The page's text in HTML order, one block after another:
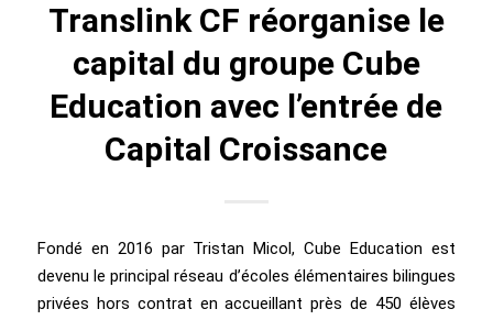
Translink CF réorganise le
capital du groupe Cube
Education avec l’entrée de
Capital Croissance
Fondé en 2016 par Tristan Micol, Cube Education est
devenu le principal réseau d’écoles élémentaires bilingues
privées hors contrat en accueillant près de 450 élèves